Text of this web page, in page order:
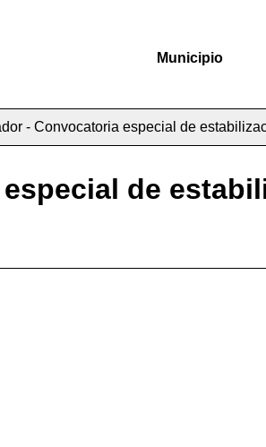
Municipio
- Convocatoria especial de
de